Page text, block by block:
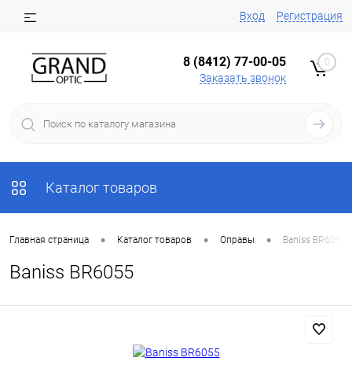
Вход Регистрация
8 (8412) 77-00-05
Заказать звонок
0
Каталог товаров
Главная страница • Каталог товаров • Оправы • Baniss BR6055
Baniss BR6055